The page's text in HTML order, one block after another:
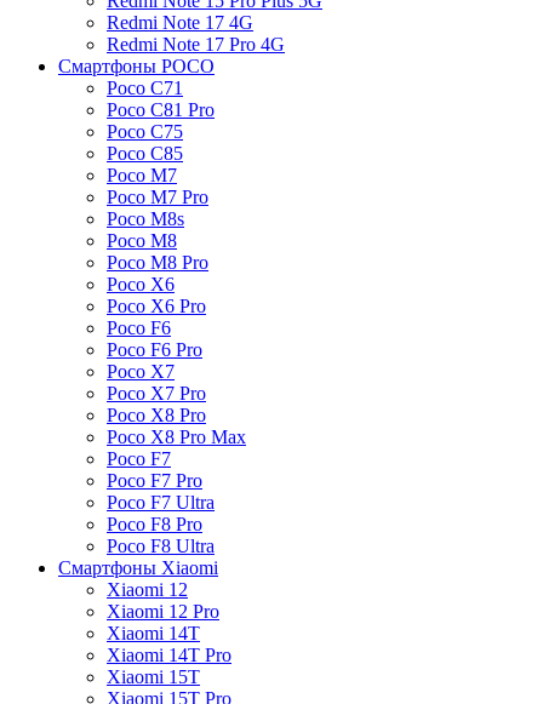
Redmi Note 17 4G
Redmi Note 17 Pro 4G
Смартфоны POCO
Poco C71
Poco C81 Pro
Poco C75
Poco C85
Poco M7
Poco M7 Pro
Poco M8s
Poco M8
Poco M8 Pro
Poco X6
Poco X6 Pro
Poco F6
Poco F6 Pro
Poco X7
Poco X7 Pro
Poco X8 Pro
Poco X8 Pro Max
Poco F7
Poco F7 Pro
Poco F7 Ultra
Poco F8 Pro
Poco F8 Ultra
Смартфоны Xiaomi
Xiaomi 12
Xiaomi 12 Pro
Xiaomi 14T
Xiaomi 14T Pro
Xiaomi 15T
Xiaomi 15T Pro